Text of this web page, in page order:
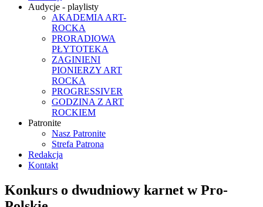
Audycje - playlisty
AKADEMIA ART-
ROCKA
PRORADIOWA
PŁYTOTEKA
ZAGINIENI
PIONIERZY ART
ROCKA
PROGRESSIVER
GODZINA Z ART
ROCKIEM
Patronite
Nasz Patronite
Strefa Patrona
Redakcja
Kontakt
Konkurs o dwudniowy karnet w Pro-